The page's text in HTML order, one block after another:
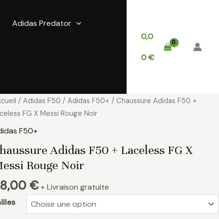
Adidas Predator
0,0
0€
/ Adidas F50 / Adidas F50+ / Chaussure Adidas F50 +
FG X Messi Rouge Noir
F50+
Adidas F50 + Laceless FG X
Rouge Noir
€ + Livraison gratuite